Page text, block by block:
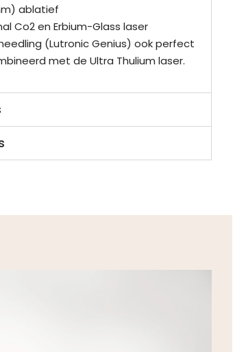
ablatief
Co2 en Erbium-Glass laser
(Lutronic Genius) ook perfect
met de Ultra Thulium laser.